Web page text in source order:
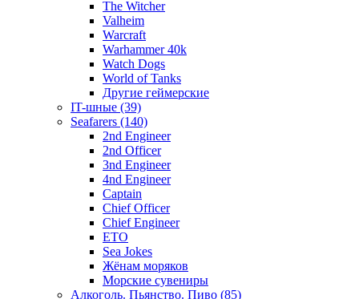
The Witcher
Valheim
Warcraft
Warhammer 40k
Watch Dogs
World of Tanks
Другие геймерские
IT-шные (39)
Seafarers (140)
2nd Engineer
2nd Officer
3nd Engineer
4nd Engineer
Captain
Chief Officer
Chief Еngineer
ETO
Sea Jokes
Жёнам моряков
Морские сувениры
Алкоголь. Пьянство. Пиво (85)